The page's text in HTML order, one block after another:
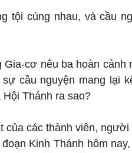
tội cùng nhau, và cầu
Gia-cơ nêu ba hoàn cảnh
cầu nguyện mang lại
Thánh ra sao?
của các thành viên,
Kinh Thánh hôm